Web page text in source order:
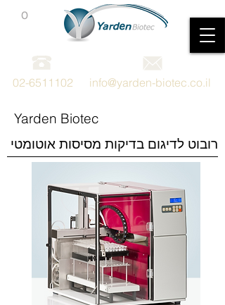
02-6511102 info@yarden-biotec.co.il
0
Yarden Biotec
רובוט לדיגום בדיקות מסיסות אוטומטי